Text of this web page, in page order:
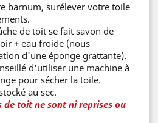
barnum, surélever votre toile
de toit se fait savon de
+ eau froide (nous
d'une éponge grattante).
d'utiliser une machine à
pour sécher la toile.
au sec.
de toit ne sont ni reprises ou